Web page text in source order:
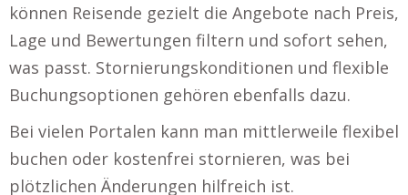
können Reisende gezielt die Angebote nach Preis,
Lage und Bewertungen filtern und sofort sehen,
was passt. Stornierungskonditionen und flexible
Buchungsoptionen gehören ebenfalls dazu.
Bei vielen Portalen kann man mittlerweile flexibel
buchen oder kostenfrei stornieren, was bei
plötzlichen Änderungen hilfreich ist.